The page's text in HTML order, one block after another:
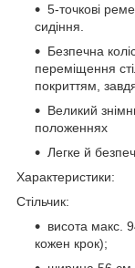
5-точкові
сидіння.
Безпечна
переміщення
покриттям,
Великий
положеннях
Легке й
Характеристики:
Стільчик:
висота макс.
кожен крок);